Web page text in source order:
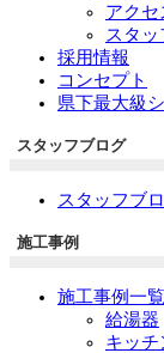
アクセ
スタッ
採用情報
コンセプト
県下最大級
スタッフブログ
スタッフブ
施工事例
施工事例一覧
給湯器
キッチ